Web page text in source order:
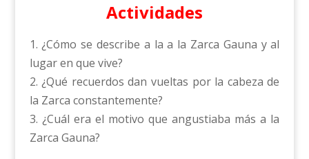
Actividades
1. ¿Cómo se describe a la a la Zarca Gauna y al
lugar en que vive?
2. ¿Qué recuerdos dan vueltas por la cabeza de
la Zarca constantemente?
3. ¿Cuál era el motivo que angustiaba más a la
Zarca Gauna?